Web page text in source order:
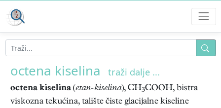
octena kiselina traži dalje ...
octena kiselina (etan-kiselina), CH3COOH, bistra
viskozna tekućina, talište čiste glacijalne kiseline